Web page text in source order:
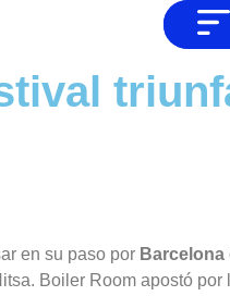
en su paso por Barcelona
Boiler Room apostó